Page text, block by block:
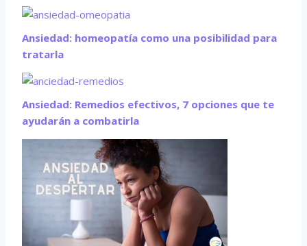
Ansiedad: homeopatía como una posibilidad para
tratarla
Ansiedad: Remedios efectivos, 7 opciones que te
ayudarán a combatirla